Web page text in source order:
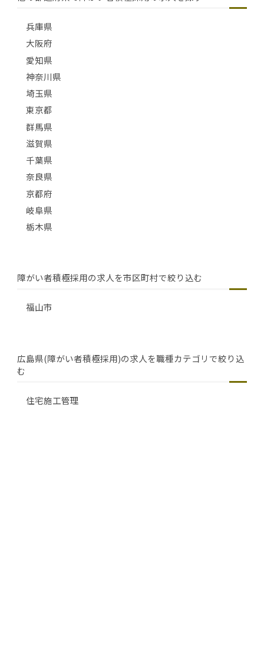
兵庫県
大阪府
愛知県
神奈川県
埼玉県
東京都
群馬県
滋賀県
千葉県
奈良県
京都府
岐阜県
栃木県
障がい者積極採用の求人を市区町村で絞り込む
福山市
広島県(障がい者積極採用)の求人を職種カテゴリで絞り込
む
住宅施工管理